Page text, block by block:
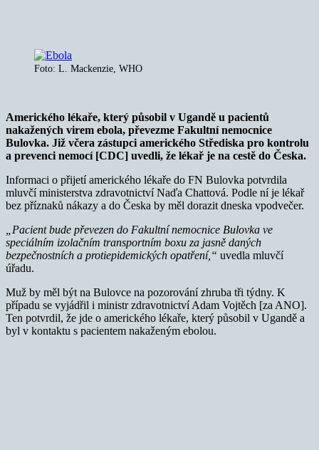
Foto: L. Mackenzie, WHO
Amerického lékaře, který působil v Ugandě u pacientů
nakažených virem ebola, převezme Fakultní nemocnice
Bulovka. Již včera zástupci amerického Střediska pro kontrolu
a prevenci nemocí [CDC] uvedli, že lékař je na cestě do Česka.
Informaci o přijetí amerického lékaře do FN Bulovka potvrdila
mluvčí ministerstva zdravotnictví Naďa Chattová. Podle ní je lékař
bez příznaků nákazy a do Česka by měl dorazit dneska vpodvečer.
„Pacient bude převezen do Fakultní nemocnice Bulovka ve
speciálním izolačním transportním boxu za jasně daných
bezpečnostních a protiepidemických opatření,“ uvedla mluvčí
úřadu.
Muž by měl být na Bulovce na pozorování zhruba tři týdny. K
případu se vyjádřil i ministr zdravotnictví Adam Vojtěch [za ANO].
Ten potvrdil, že jde o amerického lékaře, který působil v Ugandě a
byl v kontaktu s pacientem nakaženým ebolou.